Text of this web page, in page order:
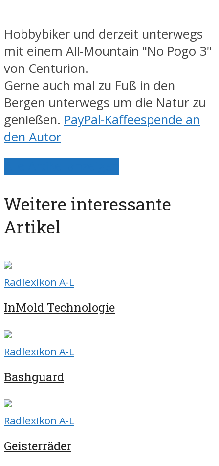
Hobbybiker und derzeit unterwegs
mit einem All-Mountain "No Pogo 3"
von Centurion.
Gerne auch mal zu Fuß in den
Bergen unterwegs um die Natur zu
genießen. PayPal-Kaffeespende an
den Autor
Weitere interessante
Artikel
Radlexikon A-L
InMold Technologie
Radlexikon A-L
Bashguard
Radlexikon A-L
Geisterräder